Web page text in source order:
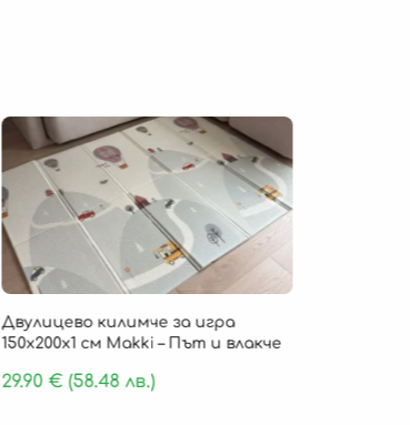
Двулицево килимче за игра
150х200х1 см Makki – Път и влакче
29.90€(58.48 лв.)